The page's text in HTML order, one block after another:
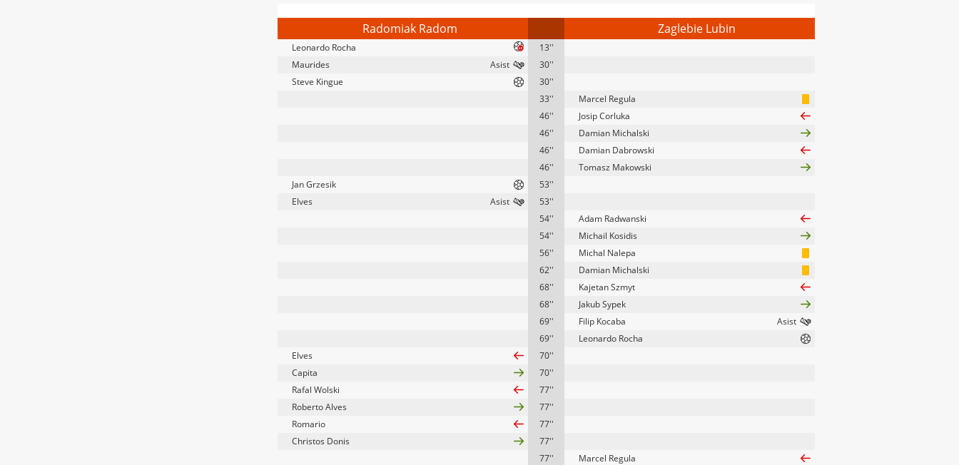
Radomiak Radom Zaglebie Lubin
Leonardo Rocha
13''
Maurides
30''
Steve Kingue
30''
33''
Marcel Regula
46''
Josip Corluka
46''
Damian Michalski
46''
Damian Dabrowski
46''
Tomasz Makowski
Jan Grzesik
53''
Elves
53''
54''
Adam Radwanski
54''
Michail Kosidis
56''
Michal Nalepa
62''
Damian Michalski
68''
Kajetan Szmyt
68''
Jakub Sypek
69''
Filip Kocaba
69''
Leonardo Rocha
Elves
70''
Capita
70''
Rafal Wolski
77''
Roberto Alves
77''
Romario
77''
Christos Donis
77''
77''
Marcel Regula